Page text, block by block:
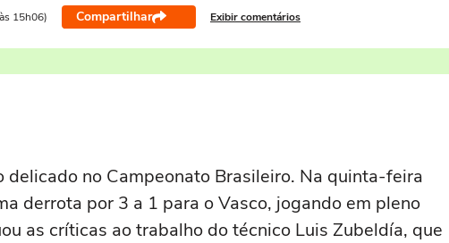
15h06) Compartilhar Exibir comentários
delicado no Campeonato Brasileiro. Na quinta-feira
derrota por 3 a 1 para o Vasco, jogando em pleno
as críticas ao trabalho do técnico Luis Zubeldía, que